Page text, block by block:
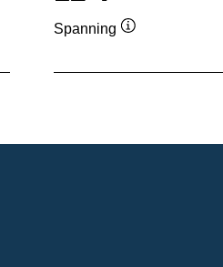
Spanning
de